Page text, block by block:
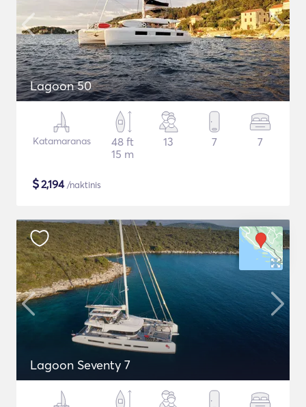
Lagoon 50
Katamaranas
48 ft
15 m
13 7 7
$2,194/naktinis
Lagoon Seventy 7